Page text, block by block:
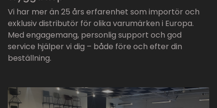
Vi har mer än 25 års erfarenhet som importör och
exklusiv distributör för olika varumärken i Europa.
Med engagemang, personlig support och god
service hjälper vi dig – både före och efter din
beställning.